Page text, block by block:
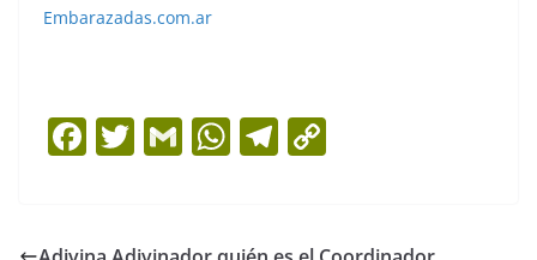
Embarazadas.com.ar
F T G W T